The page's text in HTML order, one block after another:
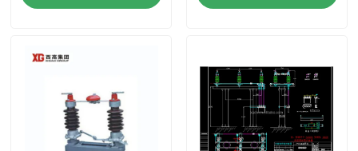
เกี่ยวกับเรา
ทัวร์โรงงาน